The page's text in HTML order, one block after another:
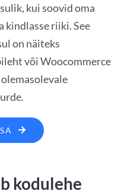
kui soovid oma
kindlasse riiki. See
on näiteks
või Woocommerce
kodulehe